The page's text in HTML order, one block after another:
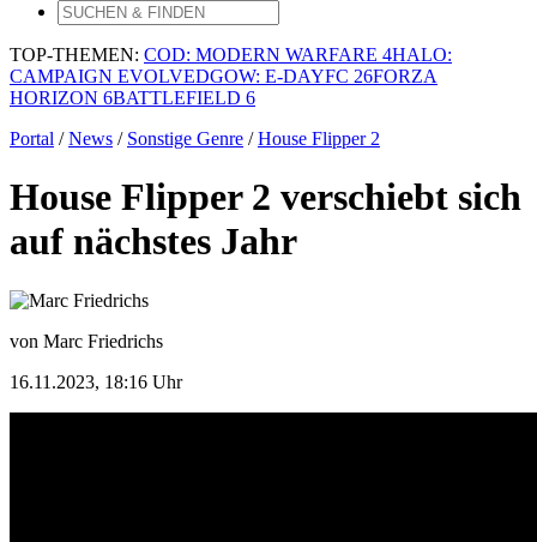
TOP-THEMEN: COD: MODERN WARFARE 4HALO:
CAMPAIGN EVOLVEDGOW: E-DAYFC 26FORZA
HORIZON 6BATTLEFIELD 6
Portal /News / Sonstige Genre /House Flipper 2
House Flipper 2 verschiebt sich
auf nächstes Jahr
von Marc Friedrichs
16.11.2023, 18:16 Uhr